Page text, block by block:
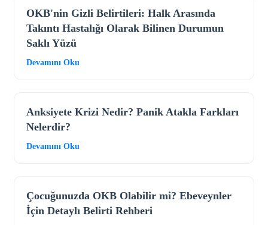
OKB'nin Gizli Belirtileri: Halk Arasında
Takıntı Hastalığı Olarak Bilinen Durumun
Saklı Yüzü
Devamını Oku
Anksiyete Krizi Nedir? Panik Atakla Farkları
Nelerdir?
Devamını Oku
Çocuğunuzda OKB Olabilir mi? Ebeveynler
İçin Detaylı Belirti Rehberi